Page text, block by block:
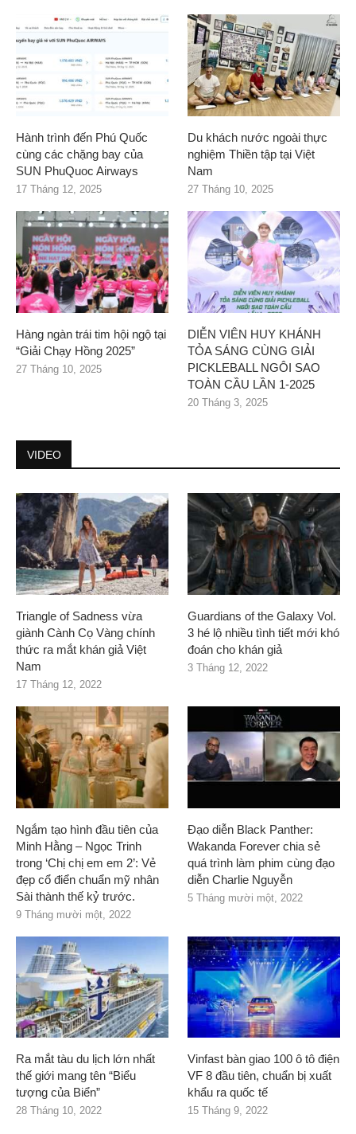
Hành trình đến Phú Quốc
cùng các chặng bay của
SUN PhuQuoc Airways
17 Tháng 12, 2025
Du khách nước ngoài thực
nghiệm Thiền tập tại Việt
Nam
27 Tháng 10, 2025
Hàng ngàn trái tim hội ngộ tại
“Giải Chạy Hồng 2025”
27 Tháng 10, 2025
DIỄN VIÊN HUY KHÁNH
TỎA SÁNG CÙNG GIẢI
PICKLEBALL NGÔI SAO
TOÀN CẦU LẦN 1-2025
20 Tháng 3, 2025
VIDEO
Triangle of Sadness vừa
giành Cành Cọ Vàng chính
thức ra mắt khán giả Việt
Nam
17 Tháng 12, 2022
Guardians of the Galaxy Vol.
3 hé lộ nhiều tình tiết mới khó
đoán cho khán giả
3 Tháng 12, 2022
Ngắm tạo hình đầu tiên của
Minh Hằng – Ngọc Trinh
trong ‘Chị chị em em 2’: Vẻ
đẹp cổ điển chuẩn mỹ nhân
Sài thành thế kỷ trước.
9 Tháng mười một, 2022
Đạo diễn Black Panther:
Wakanda Forever chia sẻ
quá trình làm phim cùng đạo
diễn Charlie Nguyễn
5 Tháng mười một, 2022
Ra mắt tàu du lịch lớn nhất
thế giới mang tên “Biểu
tượng của Biển”
28 Tháng 10, 2022
Vinfast bàn giao 100 ô tô điện
VF 8 đầu tiên, chuẩn bị xuất
khẩu ra quốc tế
15 Tháng 9, 2022